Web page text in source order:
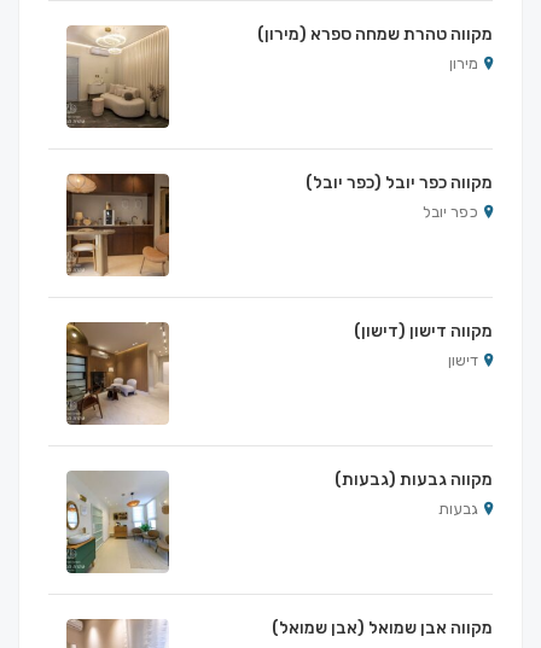
מקווה טהרת שמחה ספרא (מירון)
מירון
מקווה כפר יובל (כפר יובל)
כפר יובל
מקווה דישון (דישון)
דישון
מקווה גבעות (גבעות)
גבעות
מקווה אבן שמואל (אבן שמואל)